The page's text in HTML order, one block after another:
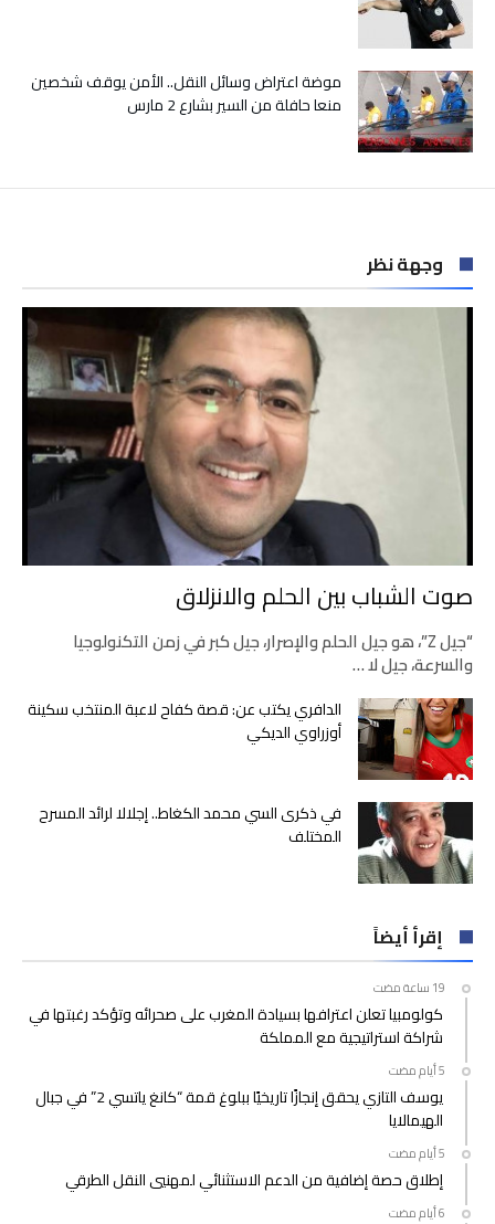
موضة اعتراض وسائل النقل.. الأمن يوقف شخصين
منعا حافلة من السير بشارع 2 مارس
وجهة نظر
صوت الشباب بين الحلم والانزلاق
“جيل Z”، هو جيل الحلم والإصرار، جيل كبر في زمن التكنولوجيا
والسرعة، جيل لا …
الدافري يكتب عن: قصة كفاح لاعبة المنتخب سكينة
أوزراوي الديكي
في ذكرى السي محمد الكغاط.. إجلالا لرائد المسرح
المختلف
إقرأ أيضاً
كولومبيا تعلن اعترافها بسيادة المغرب على صحرائه وتؤكد رغبتها في
شراكة استراتيجية مع المملكة
يوسف التازي يحقق إنجازًا تاريخيًا ببلوغ قمة “كانغ ياتسي 2” في جبال
الهيمالايا
إطلاق حصة إضافية من الدعم الاستثنائي لمهنيي النقل الطرقي